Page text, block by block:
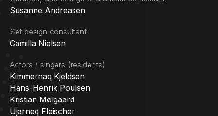
Susanne Andreasen
Set design consultant
Camilla Nielsen
Actors / singers (residents)
Kimmernaq Kjeldsen
Hans-Henrik Poulsen
Kristian Mølgaard
Ujarneq Fleischer